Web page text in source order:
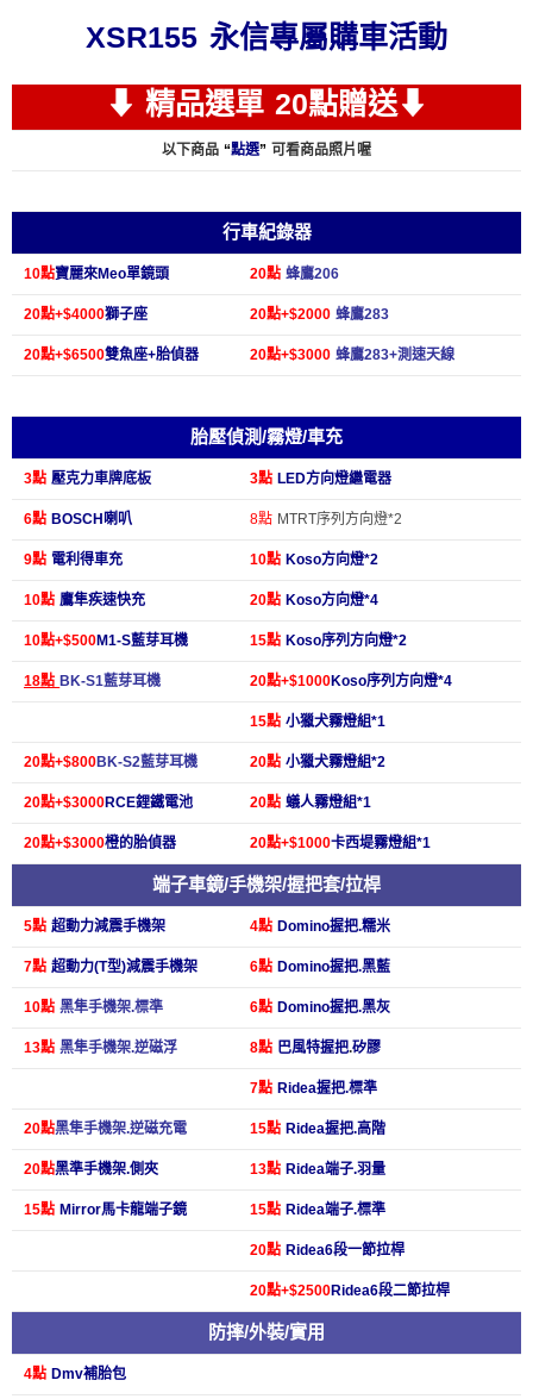
XSR155 永信專屬購車活動
⬇ 精品選單 20點贈送⬇
以下商品 “點選” 可看商品照片喔
行車紀錄器
10點寶麗來Meo單鏡頭 20點蜂鷹206
20點+$4000獅子座 20點+$2000蜂鷹283
20點+$6500雙魚座+胎偵器 20點+$3000 蜂鷹283+測速天線
胎壓偵測/霧燈/車充
3點 壓克力車牌底板 3點 LED方向燈繼電器
6點 BOSCH喇叭 8點 MTRT序列方向燈*2
9點 電利得車充 10點 Koso方向燈*2
10點 鷹隼疾速快充 20點 Koso方向燈*4
10點+$500M1-S藍芽耳機 15點 Koso序列方向燈*2
18點 BK-S1藍芽耳機 20點+$1000Koso序列方向燈*4
15點小獵犬霧燈組*1
20點+$800BK-S2藍芽耳機 20點小獵犬霧燈組*2
20點+$3000RCE鋰鐵電池 20點蟻人霧燈組*1
20點+$3000橙的胎偵器 20點+$1000卡西堤霧燈組*1
端子車鏡/手機架/握把套/拉桿
5點超動力減震手機架 4點 Domino握把.糯米
7點 超動力(T型)減震手機架 6點 Domino握把.黑藍
10點黑隼手機架.標準 6點 Domino握把.黑灰
13點黑隼手機架.逆磁浮 8點 巴風特握把.矽膠
7點 Ridea握把.標準
20點黑隼手機架.逆磁充電 15點 Ridea握把.高階
20點黑準手機架.側夾 13點 Ridea端子.羽量
15點 Mirror馬卡龍端子鏡 15點 Ridea端子.標準
20點 Ridea6段一節拉桿
20點+$2500Ridea6段二節拉桿
防摔/外裝/實用
4點 Dmv補胎包